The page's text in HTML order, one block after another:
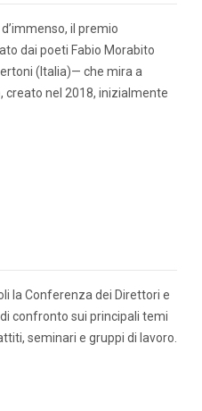
il premio
dai poeti Fabio Morabito
(Italia)— che mira a
creato nel 2018, inizialmente
la Conferenza dei Direttori e
confronto sui principali temi
seminari e gruppi di lavoro.